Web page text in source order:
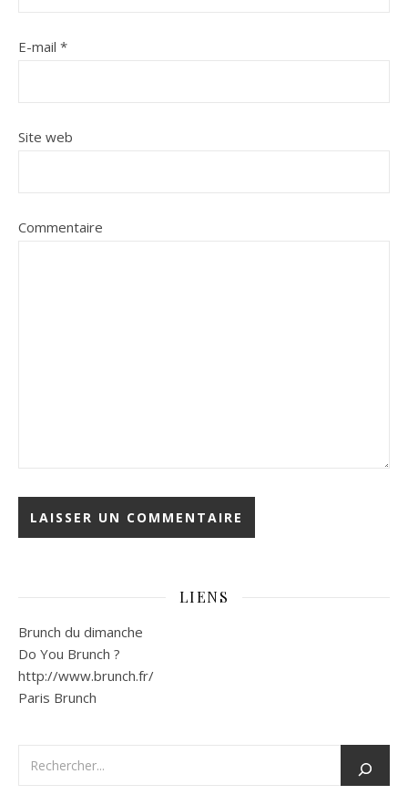
E-mail *
Site web
Commentaire
LIENS
Brunch du dimanche
Do You Brunch ?
http://www.brunch.fr/
Paris Brunch